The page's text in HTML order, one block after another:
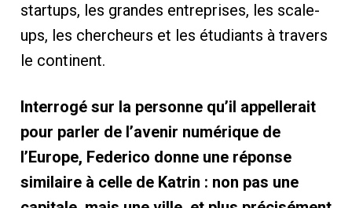
startups, les grandes entreprises, les scale-
ups, les chercheurs et les étudiants à travers
le continent.
Interrogé sur la personne qu’il appellerait
pour parler de l’avenir numérique de
l’Europe, Federico donne une réponse
similaire à celle de Katrin : non pas une